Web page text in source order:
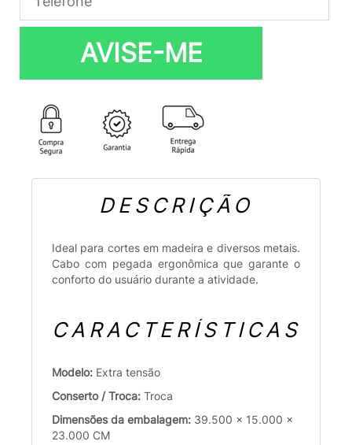
AVISE-ME
DESCRIÇÃO
Ideal para cortes em madeira e diversos metais.
Cabo com pegada ergonômica que garante o
conforto do usuário durante a atividade.
CARACTERÍSTICAS
Modelo: Extra tensão
Conserto / Troca: Troca
Dimensões da embalagem: 39.500 x 15.000 x
23.000 CM